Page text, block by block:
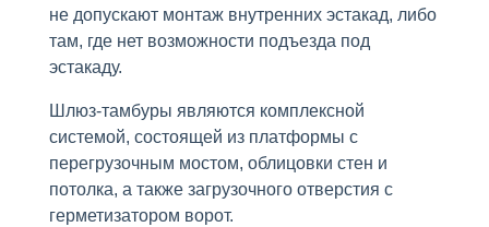
не допускают монтаж внутренних эстакад, либо
там, где нет возможности подъезда под
эстакаду.
Шлюз-тамбуры являются комплексной
системой, состоящей из платформы с
перегрузочным мостом, облицовки стен и
потолка, а также загрузочного отверстия с
герметизатором ворот.